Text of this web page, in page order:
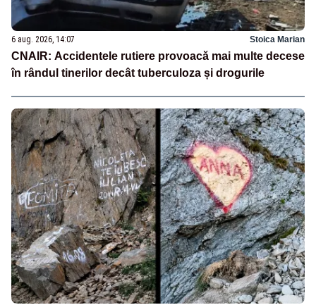
6 aug. 2026, 14:07 Stoica Marian
CNAIR: Accidentele rutiere provoacă mai multe decese
în rândul tinerilor decât tuberculoza și drogurile